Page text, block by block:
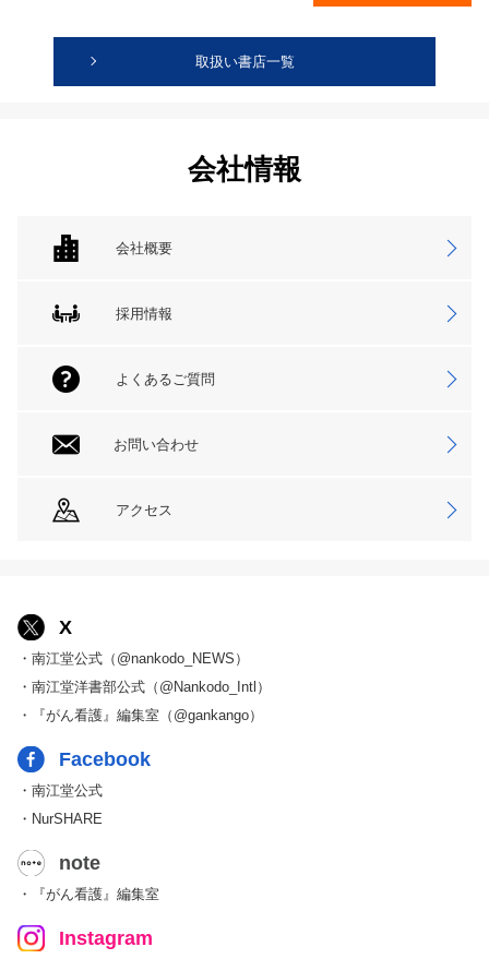
取扱い書店一覧
会社情報
会社概要
採用情報
よくあるご質問
お問い合わせ
アクセス
X
・南江堂公式（@nankodo_NEWS）
・南江堂洋書部公式（@Nankodo_Intl）
・『がん看護』編集室（@gankango）
Facebook
・南江堂公式
・NurSHARE
note
・『がん看護』編集室
Instagram